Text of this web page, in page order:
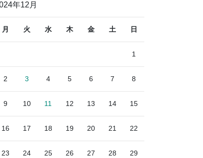
年12月
月 火 水 木 金 土 日
1
2 3 4 5 6 7 8
9 10 11 12 13 14 15
16 17 18 19 20 21 22
23 24 25 26 27 28 29